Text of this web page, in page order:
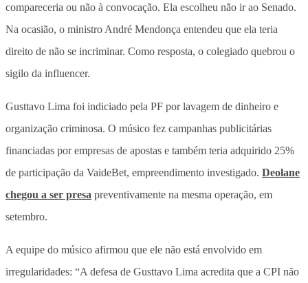
compareceria ou não à convocação. Ela escolheu não ir ao Senado.
Na ocasião, o ministro André Mendonça entendeu que ela teria
direito de não se incriminar. Como resposta, o colegiado quebrou o
sigilo da influencer.
Gusttavo Lima foi indiciado pela PF por lavagem de dinheiro e
organização criminosa. O músico fez campanhas publicitárias
financiadas por empresas de apostas e também teria adquirido 25%
de participação da VaideBet, empreendimento investigado. Deolane
chegou a ser presa preventivamente na mesma operação, em
setembro.
A equipe do músico afirmou que ele não está envolvido em
irregularidades: “A defesa de Gusttavo Lima acredita que a CPI não